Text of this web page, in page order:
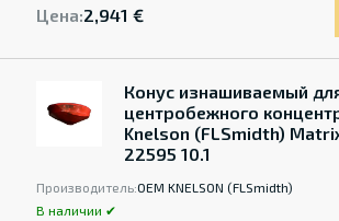
Цена:2,941 €
Конус изнашиваемый
центробежного
Knelson (FLSmidth)
22595 10.1
Производитель:OEM KNELSON (FLSmidth)
В наличии ✔